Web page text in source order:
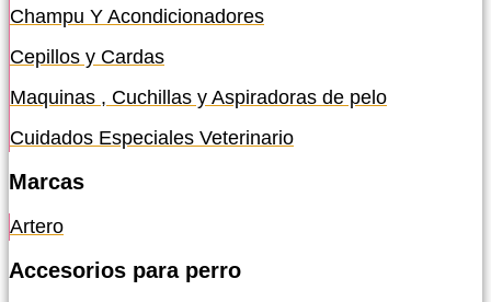
Champu Y Acondicionadores
Cepillos y Cardas
Maquinas , Cuchillas y Aspiradoras de pelo
Cuidados Especiales Veterinario
Marcas
Artero
Accesorios para perro